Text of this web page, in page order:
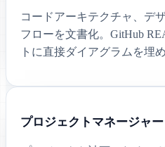
コードアーキテクチャ、デ
フローを文書化。GitHub
トに直接ダイアグラムを埋
プロジェクトマネージャー